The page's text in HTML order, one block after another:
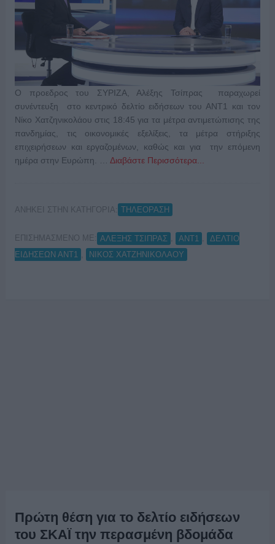
Ο προεδρος του ΣΥΡΙΖΑ, Αλέξης Τσίπρας παραχωρεί
συνέντευξη στο κεντρικό δελτίο ειδήσεων του ΑΝΤ1 και τον
Νίκο Χατζηνικολάου στις 18:45 για τα μέτρα αντιμετώπισης της
πανδημίας, τις οικονομικές εξελίξεις, τα μέτρα στήριξης
επιχειρήσεων και εργαζομένων, καθώς και για την επόμενη
ημέρα στην Ευρώπη. … Διαβάστε Περισσότερα...
ΑΝΗΚΕΙ ΣΤΗΝ ΚΑΤΗΓΟΡΙΑ: ΤΗΛΕΟΡΑΣΗ
ΕΠΙΣΗΜΑΣΜΕΝΟ ΜΕ: ΑΛΕΞΗΣ ΤΣΙΠΡΑΣ ΑΝΤ1
ΔΕΛΤΙΟ
ΕΙΔΗΣΕΩΝ ΑΝΤ1
ΝΙΚΟΣ ΧΑΤΖΗΝΙΚΟΛΑΟΥ
Πρώτη θέση για το δελτίο ειδήσεων
του ΣΚΑΪ την περασμένη βδομάδα